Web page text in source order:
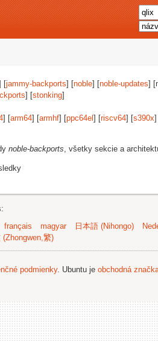
[jammy-backports] [noble] [noble-updates]
] [stonking]
] [arm64] [armhf] [ppc64el ] [riscv64] [s390x]
noble-backports, všetky sekcie a
français magyar 日本語 (Nihongo)
(Zhongwen,繁)
podmienky. Ubuntu je obchodná